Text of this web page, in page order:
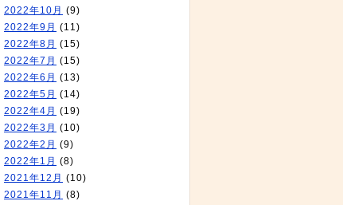
2022年10月 (9)
2022年9月 (11)
2022年8月 (15)
2022年7月 (15)
2022年6月 (13)
2022年5月 (14)
2022年4月 (19)
2022年3月 (10)
2022年2月 (9)
2022年1月 (8)
2021年12月 (10)
2021年11月 (8)